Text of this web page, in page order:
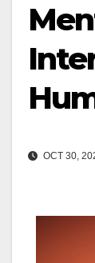
OCT 30,